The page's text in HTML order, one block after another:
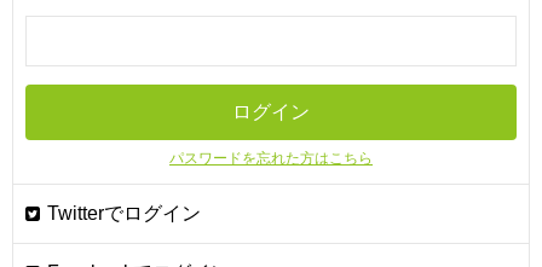
パスワードを忘れた方はこちら